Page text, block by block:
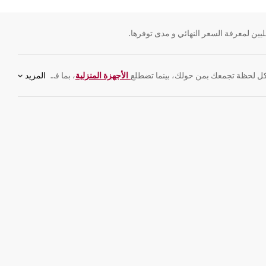
لمعرفة السعر النهائي و مدى توفرها.
لحظة تجمعك بمن حولك، بينما تضطلع الأجهزة المنزلية، بما فيها الثلاجات
المزيد